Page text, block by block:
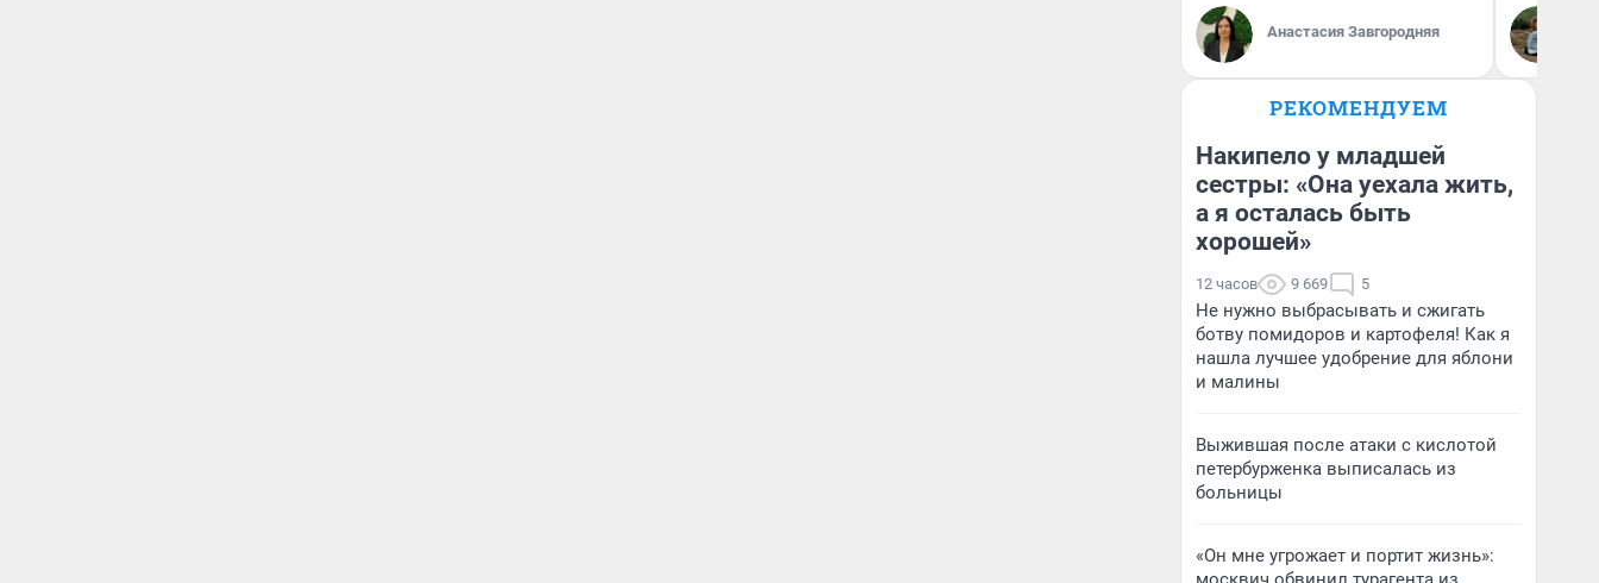
Анастасия Завгородняя
РЕКОМЕНДУЕМ
Накипело у младшей
сестры: «Она уехала жить,
а я осталась быть
хорошей»
12 часов 9 669 5
Не нужно выбрасывать и сжигать
ботву помидоров и картофеля! Как я
нашла лучшее удобрение для яблони
и малины
Выжившая после атаки с кислотой
петербурженка выписалась из
больницы
«Он мне угрожает и портит жизнь»: